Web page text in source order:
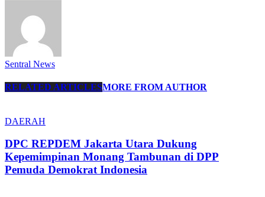
Sentral News
RELATED ARTICLESMORE FROM AUTHOR
DAERAH
DPC REPDEM Jakarta Utara Dukung
Kepemimpinan Monang Tambunan di DPP
Pemuda Demokrat Indonesia